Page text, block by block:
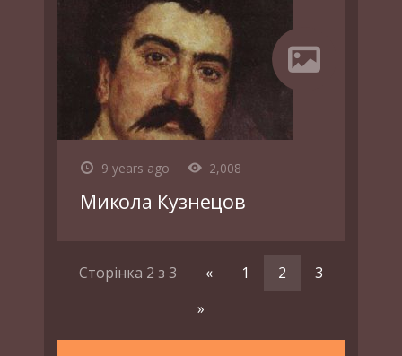
9 years ago 2,008
Микола Кузнецов
Сторінка 2 з 3 « 1 2
3
»